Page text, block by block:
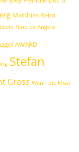
Matthias Reim
Nino de Angelo
AWARD
Stefan
Gross Wenn die Musi